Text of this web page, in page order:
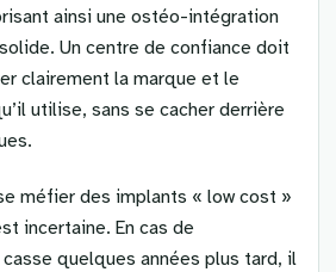
ainsi une ostéo-intégration
Un centre de confiance doit
clairement la marque et le
utilise, sans se cacher derrière
méfier des implants « low cost »
incertaine. En cas de
quelques années plus tard, il